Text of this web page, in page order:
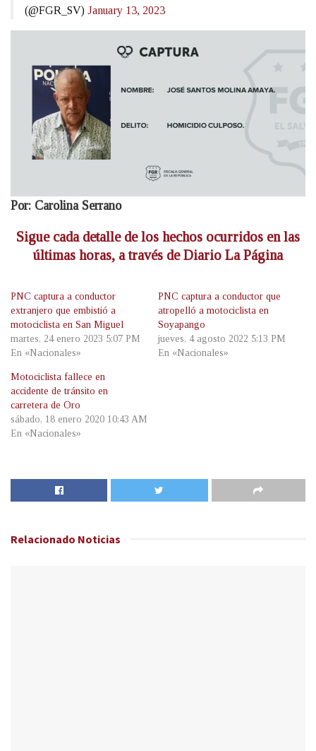
(@FGR_SV) January 13, 2023
Por: Carolina Serrano
Sigue cada detalle de los hechos ocurridos en las
últimas horas, a través de Diario La Página
PNC captura a conductor
extranjero que embistió a
motociclista en San Miguel
martes, 24 enero 2023 5:07 PM
En «Nacionales»
PNC captura a conductor que
atropelló a motociclista en
Soyapango
jueves, 4 agosto 2022 5:13 PM
En «Nacionales»
Motociclista fallece en
accidente de tránsito en
carretera de Oro
sábado, 18 enero 2020 10:43 AM
En «Nacionales»
Relacionado Noticias